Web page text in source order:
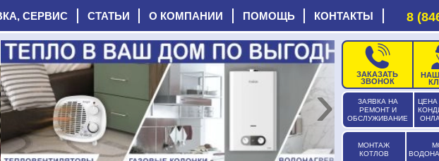
СЕРВИС СТАТЬИ О КОМПАНИИ ПОМОЩЬ КОНТАКТЫ 8
ЗАЯВКА НА
РЕМОНТ И
ОБСЛУЖИВАНИЕ
МОНТАЖ
КОТЛОВ
ЗАКАЗАТЬ
ЗВОНОК
›